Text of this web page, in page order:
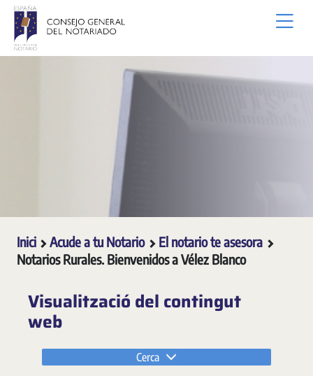
Salta al contingut principal
Inici Acude a tu Notario
El notario te asesora
Notarios Rurales. Bienvenidos a Vélez Blanco
Visualització del contingut
web
Cerca